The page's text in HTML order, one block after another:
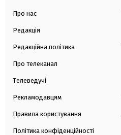
Про нас
Редакція
Редакційна політика
Про телеканал
Телеведучі
Рекламодавцям
Правила користування
Політика конфіденційності